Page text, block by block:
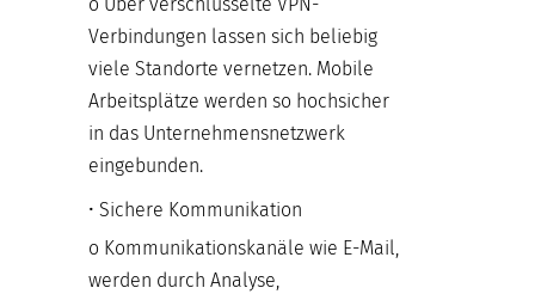
Verbindungen lassen sich beliebig
viele Standorte vernetzen. Mobile
Arbeitsplätze werden so hochsicher
in das Unternehmensnetzwerk
eingebunden.
• Sichere Kommunikation
o Kommunikationskanäle wie E-Mail,
werden durch Analyse,